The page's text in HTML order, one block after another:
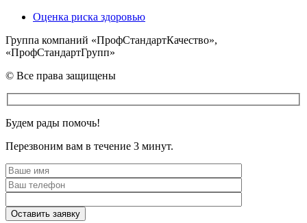
Оценка риска здоровью
Группа компаний «ПрофСтандартКачество»,
«ПрофСтандартГрупп»
© Все права защищены
Будем рады помочь!
Перезвоним вам в течение 3 минут.